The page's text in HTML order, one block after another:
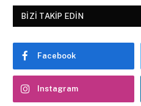
BIZI TAKIP EDIN
Facebook
Instagram